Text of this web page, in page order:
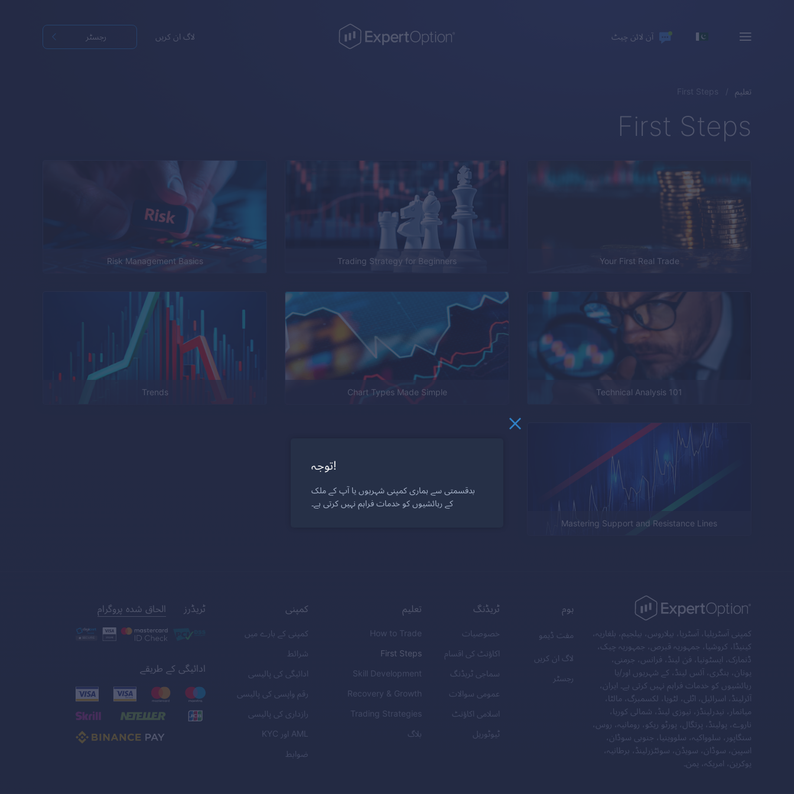
آن لائن چیٹ لاگ ان کریں رجسٹر
تعلیم First Steps
First Steps
Your First Real Trade
Trading Strategy for Beginners
Risk Management Basics
Technical Analysis 101
Chart Types Made Simple
Trends
Mastering Support and Resistance Lines
کمپنی آسٹریلیا، آسٹریا، بیلاروس، بیلجیم، بلغاریہ،
کینیڈا، کروشیا، جمہوریہ قبرص، جمہوریہ چیک،
ڈنمارک، ایسٹونیا، فن لینڈ، فرانس، جرمنی،
یونان، ہنگری، آئس لینڈ، کے شہریوں اور/یا
رہائشیوں کو خدمات فراہم نہیں کرتی ہے۔ ایران،
آئرلینڈ، اسرائیل، اٹلی، لٹویا، لکسمبرگ، مالٹا،
میانمار، نیدرلینڈز، نیوزی لینڈ، شمالی کوریا،
ناروے، پولینڈ، پرتگال، پورٹو ریکو، رومانیہ، روس،
سنگاپور، سلوواکیہ، سلووینیا، جنوبی سوڈان،
اسپین، سوڈان، سویڈن، سوئٹزرلینڈ، برطانیہ،
یوکرین، امریکہ، یمن۔
ہوم
مفت ڈیمو
لاگ ان کریں
رجسٹر
ٹریڈنگ
خصوصیات
اکاؤنٹ کی اقسام
سماجی ٹریڈنگ
عمومی سوالات
اسلامی اکاؤنٹ
ٹیوٹوریل
تعلیم
How to Trade
First Steps
Skill Development
Recovery & Growth
Trading Strategies
بلاگ
کمپنی
کمپنی کے بارے میں
شرائط
ادائیگی کی پالیسی
رقم واپسی کی پالیسی
رازداری کی پالیسی
AML اور KYC
ضوابط
ٹریڈرز الحاق شدہ پروگرام
ادائیگی کے طریقے
توجہ!
بدقسمتی سے ہماری کمپنی شہریوں یا آپ کے ملک
کے رہائشیوں کو خدمات فراہم نہیں کرتی ہے۔